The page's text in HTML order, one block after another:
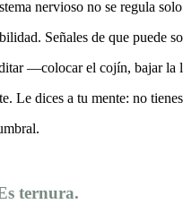
nervioso no se regula
Señales de que puede
—colocar el cojín, bajar la
Le dices a tu mente: no
ternura.